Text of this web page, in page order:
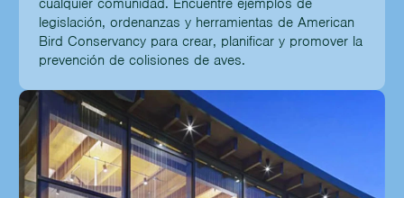
cualquier comunidad. Encuentre ejemplos de
legislación, ordenanzas y herramientas de American
Bird Conservancy para crear, planificar y promover la
prevención de colisiones de aves.